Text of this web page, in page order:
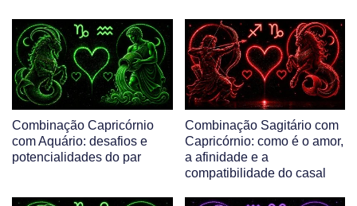
Combinação Capricórnio
com Aquário: desafios e
potencialidades do par
Combinação Sagitário com
Capricórnio: como é o amor,
a afinidade e a
compatibilidade do casal